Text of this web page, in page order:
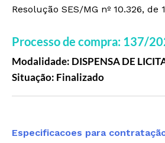
Resolução SES/MG nº 10.326,
Processo de compra: 137/
Modalidade: DISPENSA DE
Situação: Finalizado
Especificacoes para